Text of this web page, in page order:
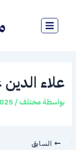
المحتوى
علاء
بواسطةمختلف/
السابق